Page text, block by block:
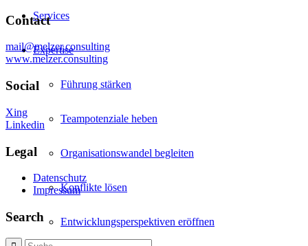
Services
Expertise
Führung stärken
Teampotenziale heben
Organisationswandel begleiten
Konflikte lösen
Entwicklungsperspektiven eröffnen
Contact
mail@melzer.consulting
www.melzer.consulting
Social
Xing
Linkedin
Legal
Datenschutz
Impressum
Search